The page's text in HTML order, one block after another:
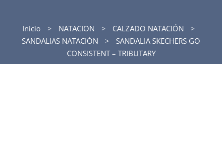
Inicio NATACION
CALZADO NATACIÓN
SANDALIAS NATACIÓN
SANDALIA SKECHERS GO
CONSISTENT – TRIBUTARY